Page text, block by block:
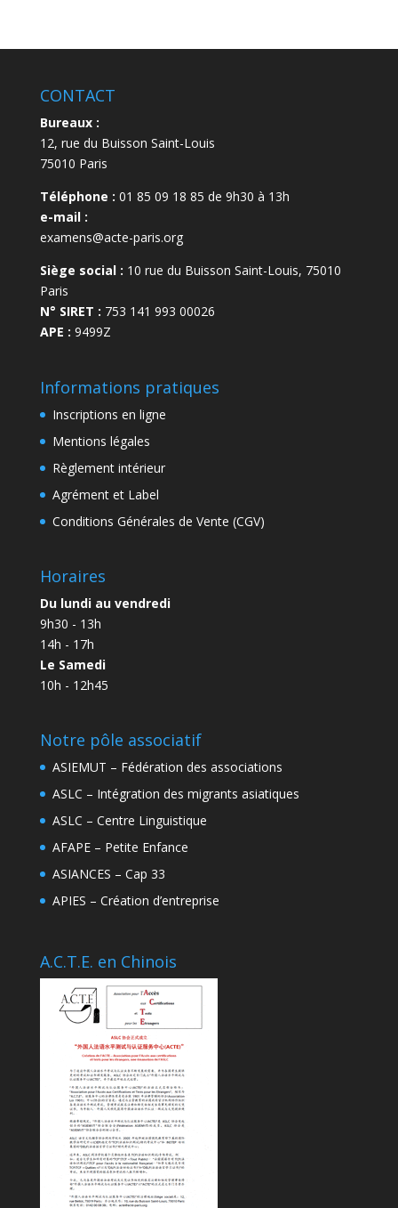
CONTACT
Bureaux :
12, rue du Buisson Saint-Louis
75010 Paris
Téléphone : 01 85 09 18 85 de 9h30 à 13h
e-mail :
examens@acte-paris.org
Siège social : 10 rue du Buisson Saint-Louis, 75010
Paris
N° SIRET : 753 141 993 00026
APE : 9499Z
Informations pratiques
Inscriptions en ligne
Mentions légales
Règlement intérieur
Agrément et Label
Conditions Générales de Vente (CGV)
Horaires
Du lundi au vendredi
9h30 - 13h
14h - 17h
Le Samedi
10h - 12h45
Notre pôle associatif
ASIEMUT – Fédération des associations
ASLC – Intégration des migrants asiatiques
ASLC – Centre Linguistique
AFAPE – Petite Enfance
ASIANCES – Cap 33
APIES – Création d’entreprise
A.C.T.E. en Chinois